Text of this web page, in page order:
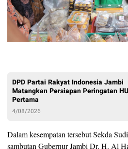
DPD Partai Rakyat Indonesia Jambi
Matangkan Persiapan Peringatan
Pertama
4/08/2026
Dalam kesempatan tersebut Sekda
sambutan Gubernur Jambi Dr. H. Al